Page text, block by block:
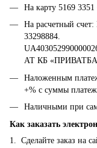
На карту 5169
На расчетный
33298884.
АТ КБ
Наложенным
+% с суммы
Наличными при
Как заказать
1. Сделайте заказ на